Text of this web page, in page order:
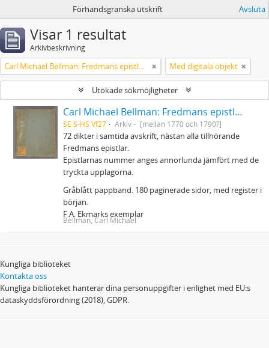
Förhandsgranska utskrift Avsluta
Visar 1 resultat
Arkivbeskrivning
Carl Michael Bellman: Fredmans epistlar m.m. Med digitala objekt
Utökade sökmöjligheter
Carl Michael Bellman: Fredmans epistlar m.m.
SE S-HS Vf27 Arkiv [mellan 1770 och 1790?]
72 dikter i samtida avskrift, nästan alla tillhörande
Fredmans epistlar.
Epistlarnas nummer anges annorlunda jämfört med de
tryckta upplagorna.
Gråblått pappband. 180 paginerade sidor, med register i
början.
F.A. Ekmarks exemplar
Bellman, Carl Michael
Kungliga biblioteket
Kontakta oss
Kungliga biblioteket hanterar dina personuppgifter i enlighet med EU:s
dataskyddsförordning (2018), GDPR.